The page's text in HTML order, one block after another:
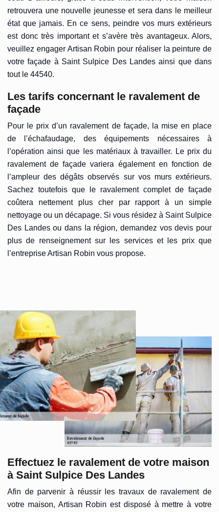
retrouvera une nouvelle jeunesse et sera dans le meilleur
état que jamais. En ce sens, peindre vos murs extérieurs
est donc très important et s’avère très avantageux. Alors,
veuillez engager Artisan Robin pour réaliser la peinture de
votre façade à Saint Sulpice Des Landes ainsi que dans
tout le 44540.
Les tarifs concernant le ravalement de
façade
Pour le prix d’un ravalement de façade, la mise en place
de l’échafaudage, des équipements nécessaires à
l’opération ainsi que les matériaux à travailler. Le prix du
ravalement de façade variera également en fonction de
l’ampleur des dégâts observés sur vos murs extérieurs.
Sachez toutefois que le ravalement complet de façade
coûtera nettement plus cher par rapport à un simple
nettoyage ou un décapage. Si vous résidez à Saint Sulpice
Des Landes ou dans la région, demandez vos devis pour
plus de renseignement sur les services et les prix que
l’entreprise Artisan Robin vous propose.
Effectuez le ravalement de votre maison
à Saint Sulpice Des Landes
Afin de parvenir à réussir les travaux de ravalement de
votre maison, Artisan Robin est disposé à mettre à votre